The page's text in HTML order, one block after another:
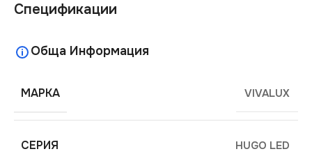
Спецификации
Обща Информация
МАРКА VIVALUX
СЕРИЯ HUGO LED